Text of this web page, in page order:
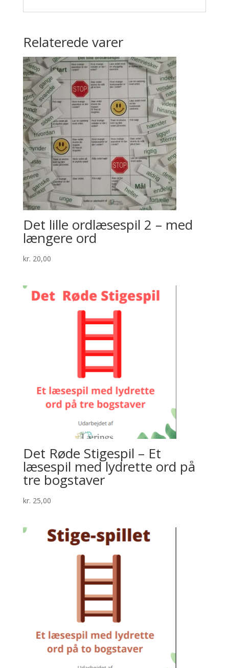
Relaterede varer
Det lille ordlæsespil 2 – med
længere ord
kr. 20,00
Det Røde Stigespil – Et
læsespil med lydrette ord på
tre bogstaver
kr. 25,00